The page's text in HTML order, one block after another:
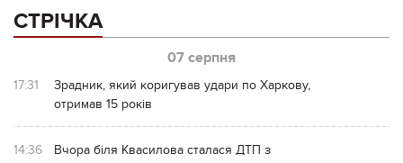
СТРІЧКА
07 серпня
17:31
Зрадник, який коригував удари по Харкову,
отримав 15 років
14:36
Вчора біля Квасилова сталася ДТП з